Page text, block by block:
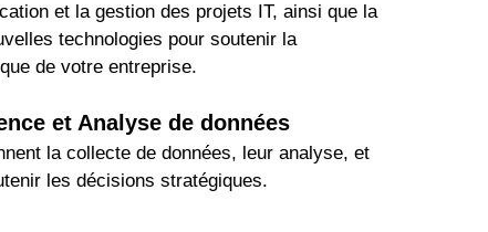
et la gestion des projets IT, ainsi que la
technologies pour soutenir la
de votre entreprise.
et Analyse de données
la collecte de données, leur analyse, et
les décisions stratégiques.